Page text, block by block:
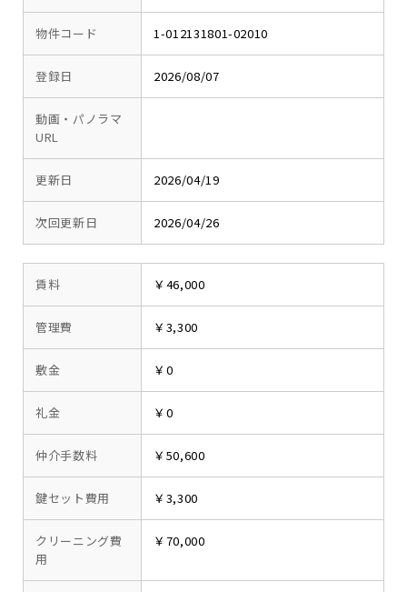
物件コード 1-012131801-02010
登録日 2026/08/07
動画・パノラマ
URL
更新日 2026/04/19
次回更新日 2026/04/26
賃料 ￥46,000
管理費 ￥3,300
敷金 ￥0
礼金 ￥0
仲介手数料 ￥50,600
鍵セット費用 ￥3,300
クリーニング費
用
￥70,000